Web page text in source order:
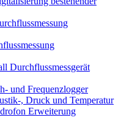
Durchflussmessgerät
und Frequenzlogger
, Druck und Temperatur
Erweiterung